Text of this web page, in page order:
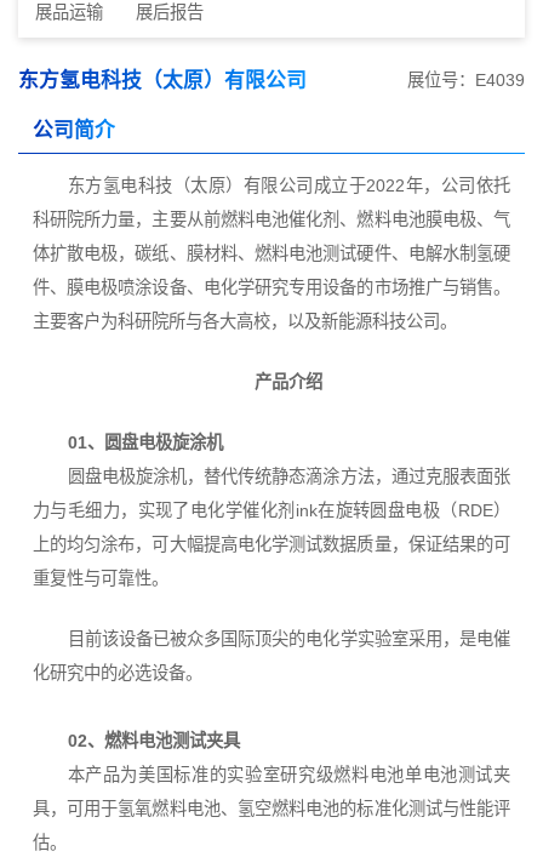
展品运输 展后报告
东方氢电科技（太原）有限公司 展位号：E4039
公司简介
东方氢电科技（太原）有限公司成立于2022年，公司依托
科研院所力量，主要从前燃料电池催化剂、燃料电池膜电极、气
体扩散电极，碳纸、膜材料、燃料电池测试硬件、电解水制氢硬
件、膜电极喷涂设备、电化学研究专用设备的市场推广与销售。
主要客户为科研院所与各大高校，以及新能源科技公司。
产品介绍
01、圆盘电极旋涂机
圆盘电极旋涂机，替代传统静态滴涂方法，通过克服表面张
力与毛细力，实现了电化学催化剂ink在旋转圆盘电极（RDE）
上的均匀涂布，可大幅提高电化学测试数据质量，保证结果的可
重复性与可靠性。
目前该设备已被众多国际顶尖的电化学实验室采用，是电催
化研究中的必选设备。
02、燃料电池测试夹具
本产品为美国标准的实验室研究级燃料电池单电池测试夹
具，可用于氢氧燃料电池、氢空燃料电池的标准化测试与性能评
估。